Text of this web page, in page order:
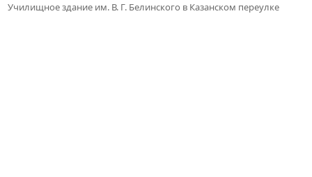
Училищное здание им. В. Г. Белинского в Казанском переулке